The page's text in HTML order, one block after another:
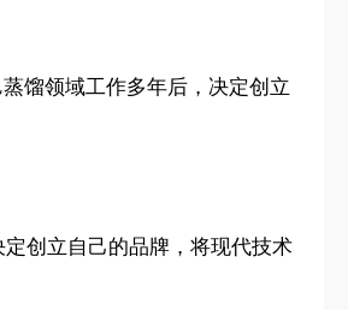
馏领域工作多年后，决定创立
定创立自己的品牌，将现代技术